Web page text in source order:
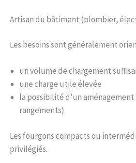
Artisan du bâtiment (plombier,
Les besoins sont généralement
un volume de chargement
une charge utile élevée
la possibilité d’un
rangements)
Les fourgons compacts ou
privilégiés.